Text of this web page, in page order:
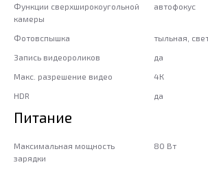
Функции сверхширокоугольной
камеры
автофокус
Фотовспышка
тыльная,
Запись видеороликов
да
Макс. разрешение видео
4К
HDR
да
Питание
Максимальная мощность
зарядки
80 Вт